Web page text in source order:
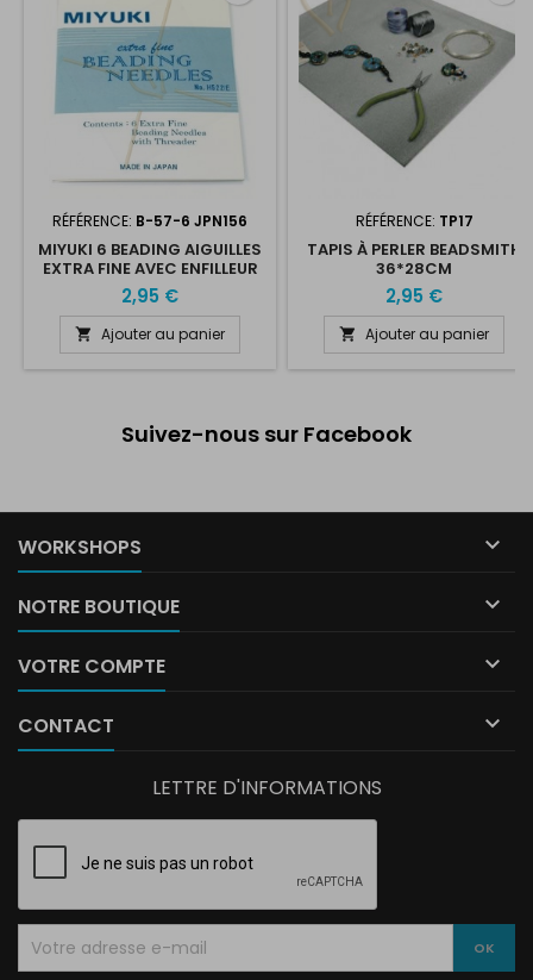
RÉFÉRENCE: B-57-6 JPN156
MIYUKI 6 BEADING AIGUILLES
EXTRA FINE AVEC ENFILLEUR
2,95 €
 Ajouter au panier
RÉFÉRENCE: TP17
TAPIS À PERLER BEADSMITH
36*28CM
2,95 €
 Ajouter au panier
Suivez-nous sur Facebook
WORKSHOPS 
NOTRE BOUTIQUE 
VOTRE COMPTE 
CONTACT 
LETTRE D'INFORMATIONS